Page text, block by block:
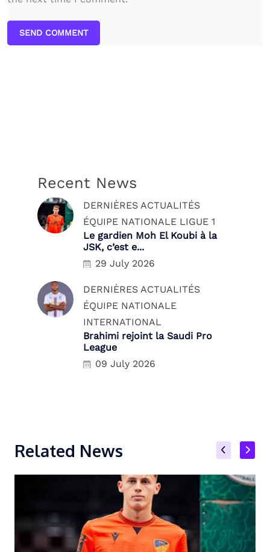
SEND COMMENT
Recent News
DERNIÈRES ACTUALITÉS
ÉQUIPE NATIONALE LIGUE 1
Le gardien Moh El Koubi à la
JSK, c’est e...
29 July 2026
DERNIÈRES ACTUALITÉS
ÉQUIPE NATIONALE
INTERNATIONAL
Brahimi rejoint la Saudi Pro
League
09 July 2026
Related News